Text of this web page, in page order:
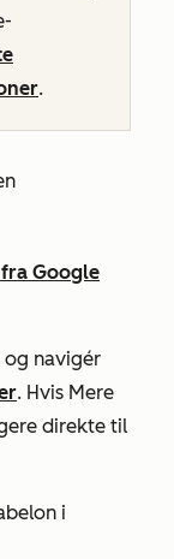
.
Google
og navigér
. Hvis Mere
direkte til
i